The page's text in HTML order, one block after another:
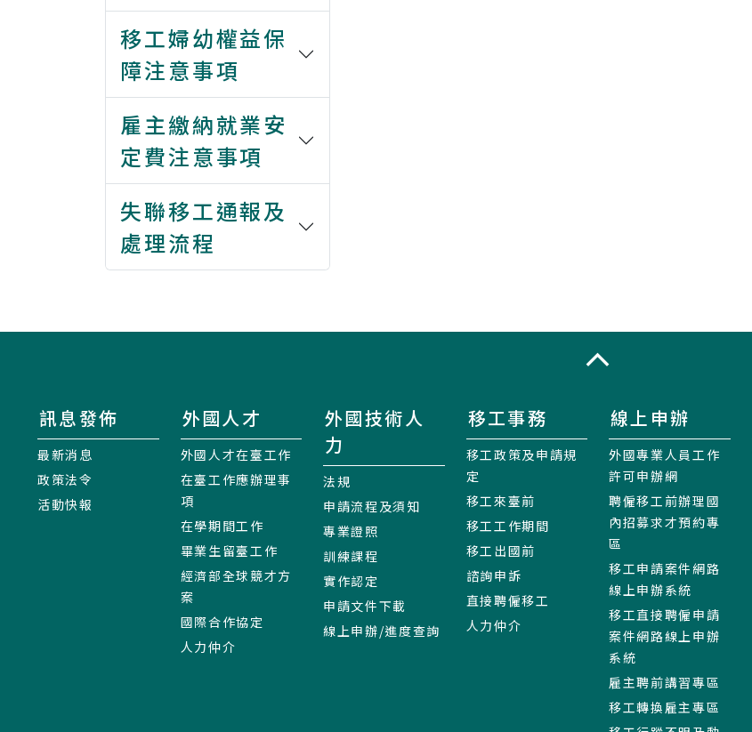
移工婦幼權益保
障注意事項
雇主繳納就業安
定費注意事項
失聯移工通報及
處理流程
訊息發佈
最新消息
政策法令
活動快報
外國人才
外國人才在臺工作
在臺工作應辦理事
項
在學期間工作
畢業生留臺工作
經濟部全球競才方
案
國際合作協定
人力仲介
外國技術人
力
法規
申請流程及須知
專業證照
訓練課程
實作認定
申請文件下載
線上申辦/進度查詢
移工事務
移工政策及申請規
定
移工來臺前
移工工作期間
移工出國前
諮詢申訴
直接聘僱移工
人力仲介
線上申辦
外國專業人員工作
許可申辦網
聘僱移工前辦理國
內招募求才預約專
區
移工申請案件網路
線上申辦系統
移工直接聘僱申請
案件網路線上申辦
系統
雇主聘前講習專區
移工轉換雇主專區